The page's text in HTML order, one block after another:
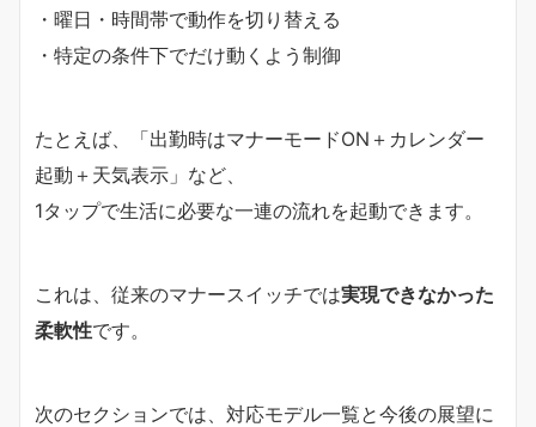
・曜日・時間帯で動作を切り替える
・特定の条件下でだけ動くよう制御
たとえば、「出勤時はマナーモードON＋カレンダー
起動＋天気表示」など、
1タップで生活に必要な一連の流れを起動できます。
これは、従来のマナースイッチでは実現できなかった
柔軟性です。
次のセクションでは、対応モデル一覧と今後の展望に